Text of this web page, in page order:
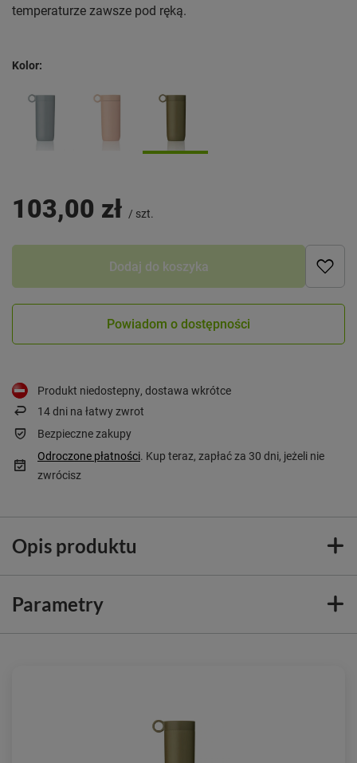
temperaturze zawsze pod ręką.
Kolor
103,00 zł / szt.
Dodaj do koszyka
Powiadom o dostępności
Produkt niedostepny, dostawa wkrótce
14dni na łatwy zwrot
Bezpieczne zakupy
Odroczone płatności. Kup teraz, zapłać za 30 dni, jeżeli nie
zwrócisz
Opis produktu
Parametry